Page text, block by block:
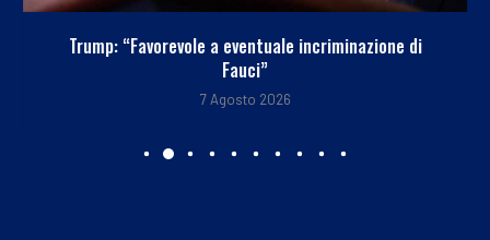
Trump: “Favorevole a eventuale incriminazione di
Fauci”
7 Agosto 2026